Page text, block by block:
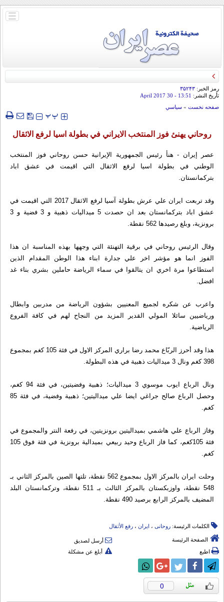
باز
رمز الخبر: ۳۵۲۴۳
تأريخ النشر: 13:51
- 30 April 2017
صفحه نخست » سياسي
‍‍‍ پپ
روحاني يهنئ فوز المنتخب الايراني في بطولة اسيا لرفع الاثقال
عصر إيران - هنأ رئيس الجمهورية الإيرانية حسن روحاني فوز المنتخب
الوطني في بطولة اسيا لرفع الاثقال التي اقيمت في عشق اباد
بتركمانستان.
وقد تربعت ايران علي عرش بطولة آسيا لرفع الاثقال 2017 التي اقيمت في
عشق اباد بتركمانستان بعد ان حصدت 5 ميداليات ذهبية و 3 فضية و 3
برونزية، وبلغ رصيدها 562 نقطة.
وقال الرئيس روحاني في برقية التهنئة التي وجهها بهذه المناسبة ان هذا
الفوز انما هو مؤشر اخر علي جدارة ابناء هذا الوطن المقدام الذين
استطاعوا مرة اخري ان يتالقوا في سماء الرياضة حاملين بشري بناء غد
افضل.
واعرب عن شكره لجميع المعنيين بشؤون الرياضة من مدربين وابطال
ورياضيين سائلا المولي القدير المزيد من النجاح لهم في كافة الفروع
الرياضية.
هذا وقد أحرز الربّاع محمد رضا براري المركز الاول في فئة 105 كغم بمجموع
398 كغم ونال 3 ميداليات ذهبية في هذه البطولة.
ونال الرباع ايوب موسوي 3 ميداليات؛ ذهبية وفضيتين، في فئة 94 كغم،
وحصل الرباع صالح جراغي ايضا علي ميداليتين؛ ذهبية وفضية، في فئة 85
كغم.
وفاز الرباع علي هاشمي بميداليتين برونزيتين، في رفعة النتر والمجموع في
فئة 105كغم، كما فاز الرباع وحيد ربيعي بميدالية برونزية في فئة فوق 105
كغم.
وحلت ايران بالمركز الاول بمجموع 562 نقطة، تلتها الصين بالمركز الثاني بـ
548 نقطة، واوزبكستان بالمركز الثالث بـ 511 نقطة، وتركمانستان البلد
المضيف بالمركز الرابع برصيد 490 نقطة.
الكلمات الرئيسة: روحانی ، ایران ، رفع الأثقال
الصفحة الرئيسة
أرسل لصديق
اطبع
أبلغ عن مشكلة
0